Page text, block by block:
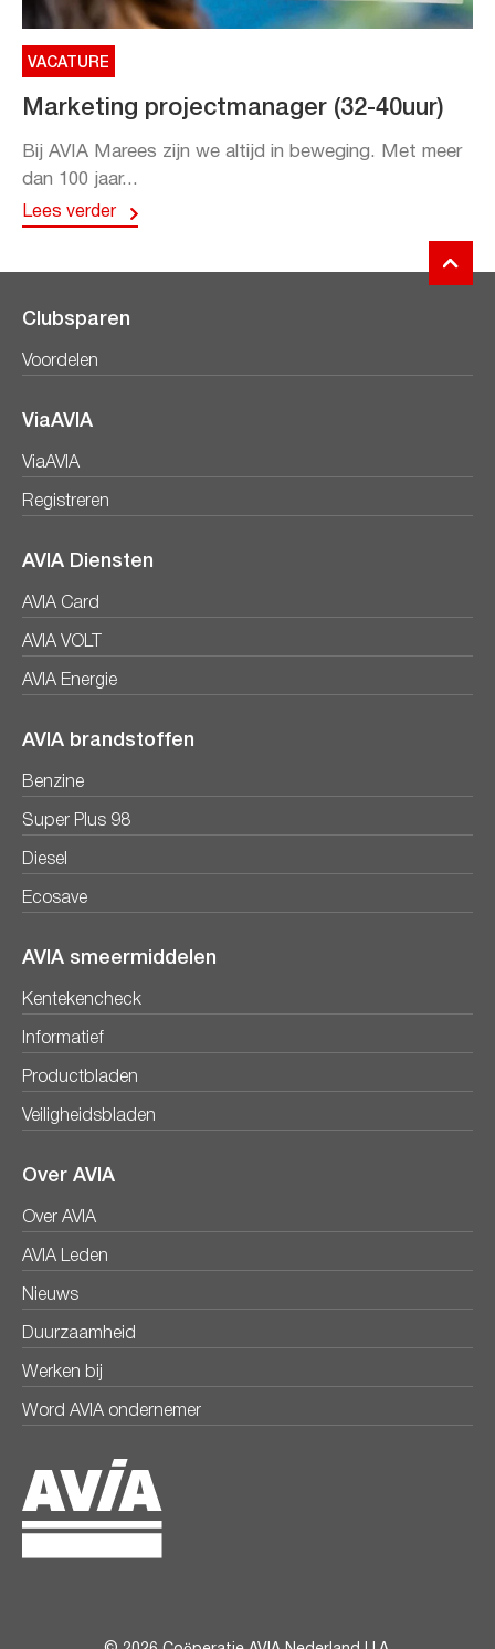
VACATURE
Marketing projectmanager (32-40uur)
Bij AVIA Marees zijn we altijd in beweging. Met meer
dan 100 jaar...
Lees verder
Clubsparen
Voordelen
ViaAVIA
ViaAVIA
Registreren
AVIA Diensten
AVIA Card
AVIA VOLT
AVIA Energie
AVIA brandstoffen
Benzine
Super Plus 98
Diesel
Ecosave
AVIA smeermiddelen
Kentekencheck
Informatief
Productbladen
Veiligheidsbladen
Over AVIA
Over AVIA
AVIA Leden
Nieuws
Duurzaamheid
Werken bij
Word AVIA ondernemer